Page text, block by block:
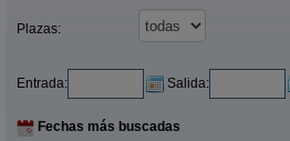
Plazas:
Entrada: Salida:
Fechas más buscadas